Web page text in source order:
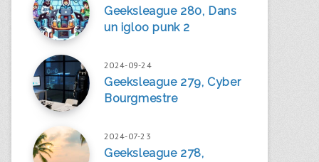
Geeksleague 280, Dans
un igloo punk 2
2024-09-24
Geeksleague 279, Cyber
Bourgmestre
2024-07-23
Geeksleague 278,